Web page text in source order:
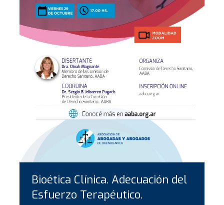
Bioética Clínica. Adecuación del
Esfuerzo Terapéutico.